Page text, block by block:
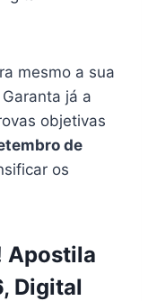
mesmo a sua
já a
objetivas
de
os
Apostila
Digital